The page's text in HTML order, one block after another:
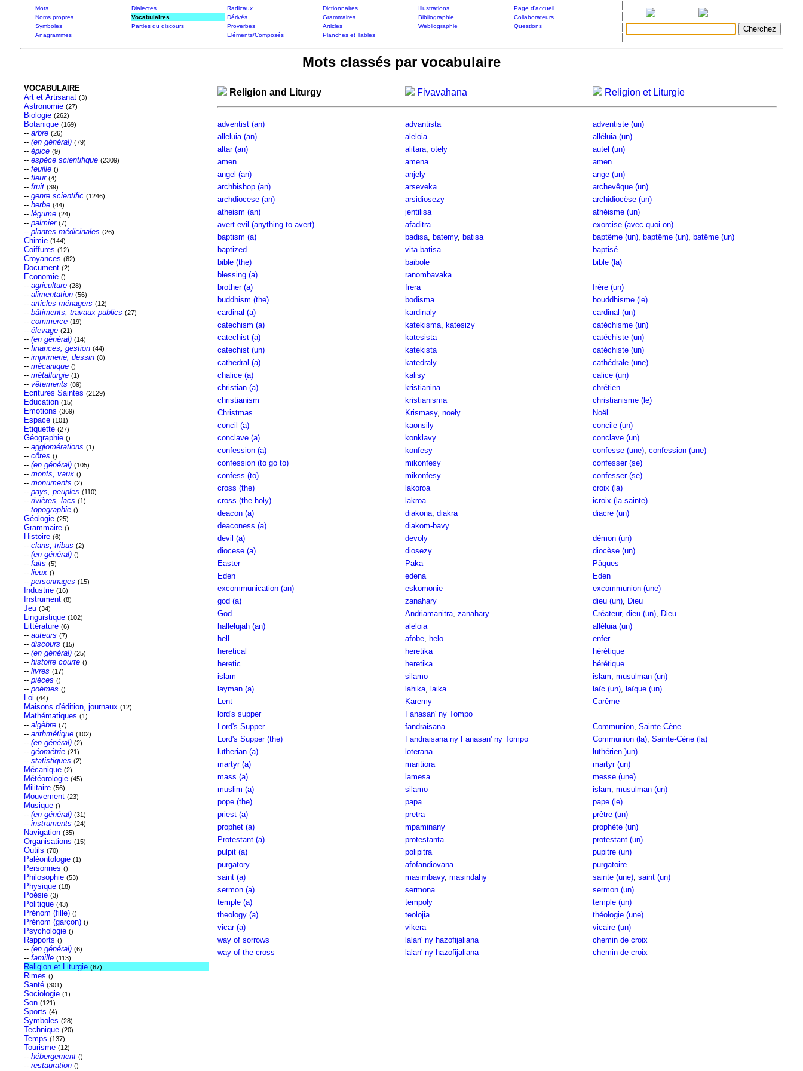
Mots Dialectes Radicaux Dictionnaires Illustrations
Page d'accueil
Noms propres
Vocabulaires Dérivés Grammaires Bibliographie
Collaborateurs
Symboles
Parties du discours Proverbes Articles Webliographie
Questions
Anagrammes
Eléments/Composés Planches et Tables
Mots classés par vocabulaire
VOCABULAIRE
Art et Artisanat (3)
Astronomie (27)
Biologie (262)
Botanique (169)
-- arbre (26)
-- (en général) (79)
-- épice (9)
-- espèce scientifique (2309)
-- feuille ()
-- fleur (4)
-- fruit (39)
-- genre scientific (1246)
-- herbe (44)
-- légume (24)
-- palmier (7)
-- plantes médicinales (26)
Chimie (144)
Coiffures (12)
Croyances (62)
Document (2)
Economie ()
-- agriculture (28)
-- alimentation (56)
-- articles ménagers (12)
-- bâtiments, travaux publics (27)
-- commerce (19)
-- élevage (21)
-- (en général) (14)
-- finances, gestion (44)
-- imprimerie, dessin (8)
-- mécanique ()
-- métallurgie (1)
-- vêtements (89)
Ecritures Saintes (2129)
Education (15)
Emotions (369)
Espace (101)
Etiquette (27)
Géographie ()
-- agglomérations (1)
-- côtes ()
-- (en général) (105)
-- monts, vaux ()
-- monuments (2)
-- pays, peuples (110)
-- rivières, lacs (1)
-- topographie ()
Géologie (25)
Grammaire ()
Histoire (6)
-- clans, tribus (2)
-- (en général) ()
-- faits (5)
-- lieux ()
-- personnages (15)
Industrie (16)
Instrument (8)
Jeu (34)
Linguistique (102)
Littérature (6)
-- auteurs (7)
-- discours (15)
-- (en général) (25)
-- histoire courte ()
-- livres (17)
-- pièces ()
-- poèmes ()
Loi (44)
Maisons d'édition, journaux (12)
Mathématiques (1)
-- algèbre (7)
-- arithmétique (102)
-- (en général) (2)
-- géométrie (21)
-- statistiques (2)
Mécanique (2)
Météorologie (45)
Militaire (56)
Mouvement (23)
Musique ()
-- (en général) (31)
-- instruments (24)
Navigation (35)
Organisations (15)
Outils (70)
Paléontologie (1)
Personnes ()
Philosophie (53)
Physique (18)
Poésie (3)
Politique (43)
Prénom (fille) ()
Prénom (garçon) ()
Psychologie ()
Rapports ()
-- (en général) (6)
-- famille (113)
Religion et Liturgie (67)
Rimes ()
Santé (301)
Sociologie (1)
Son (121)
Sports (4)
Symboles (28)
Technique (20)
Temps (137)
Tourisme (12)
-- hébergement ()
-- restauration ()
Religion and Liturgy Fivavahana Religion et Liturgie
adventist (an) advantista
adventiste (un)
alleluia (an)
aleloia
alléluia (un)
altar (an)
alitara, otely
autel (un)
amen
amena
amen
angel (an)
anjely
ange (un)
archbishop (an)
arseveka
archevêque (un)
archdiocese (an)
arsidiosezy
archidiocèse (un)
atheism (an)
jentilisa
athéisme (un)
avert evil (anything to avert)
afaditra
exorcise (avec quoi on)
baptism (a)
badisa, batemy, batisa baptême (un), baptême (un), batême (un)
baptized
vita batisa
baptisé
bible (the)
baibole
bible (la)
blessing (a)
ranombavaka
brother (a)
frera
frère (un)
buddhism (the)
bodisma
bouddhisme (le)
cardinal (a)
kardinaly
cardinal (un)
catechism (a)
katekisma, katesizy
catéchisme (un)
catechist (a)
katesista
catéchiste (un)
catechist (un)
katekista
catéchiste (un)
cathedral (a)
katedraly
cathédrale (une)
chalice (a)
kalisy
calice (un)
christian (a)
kristianina
chrétien
christianism
kristianisma
christianisme (le)
Christmas
Krismasy, noely
Noël
concil (a)
kaonsily
concile (un)
conclave (a)
konklavy
conclave (un)
confession (a)
konfesy confesse (une), confession (une)
confession (to go to)
mikonfesy
confesser (se)
confess (to)
mikonfesy
confesser (se)
cross (the)
lakoroa
croix (la)
cross (the holy)
lakroa
icroix (la sainte)
deacon (a)
diakona, diakra
diacre (un)
deaconess (a)
diakom-bavy
devil (a)
devoly
démon (un)
diocese (a)
diosezy
diocèse (un)
Easter
Paka
Pâques
Eden
edena
Eden
excommunication (an)
eskomonie
excommunion (une)
god (a)
zanahary dieu (un), Dieu
God
Andriamanitra, zanahary Créateur, dieu (un), Dieu
hallelujah (an)
aleloia
alléluia (un)
hell
afobe, helo
enfer
heretical
heretika
hérétique
heretic
heretika
hérétique
islam
silamo islam, musulman (un)
layman (a)
lahika, laika laïc (un), laïque (un)
Lent
Karemy
Carême
lord's supper
Fanasan' ny Tompo
Lord's Supper
fandraisana Communion, Sainte-Cène
Lord's Supper (the)
Fandraisana ny Fanasan' ny Tompo Communion (la), Sainte-Cène (la)
lutherian (a)
loterana
luthérien )un)
martyr (a)
maritiora
martyr (un)
mass (a)
lamesa
messe (une)
muslim (a)
silamo islam, musulman (un)
pope (the)
papa
pape (le)
priest (a)
pretra
prêtre (un)
prophet (a)
mpaminany
prophète (un)
Protestant (a)
protestanta
protestant (un)
pulpit (a)
polipitra
pupitre (un)
purgatory
afofandiovana
purgatoire
saint (a)
masimbavy, masindahy sainte (une), saint (un)
sermon (a)
sermona
sermon (un)
temple (a)
tempoly
temple (un)
theology (a)
teolojia
théologie (une)
vicar (a)
vikera
vicaire (un)
way of sorrows
lalan' ny hazofijaliana
chemin de croix
way of the cross
lalan' ny hazofijaliana chemin de croix